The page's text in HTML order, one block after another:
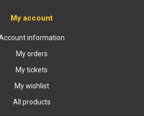
My account
information
My orders
My tickets
My wishlist
All products